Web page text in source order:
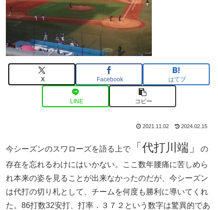
X Facebook はてブ
LINE コピー
2021.11.02 2024.02.15
今シーズンのスワローズを語る上で 「代打川端」
の
存在を忘れるわけにはいかない。ここ数年腰痛に苦しめら
れ本来の姿を見ることが出来なかったのだが、今シーズン
は代打の切り札として、チームを何度も勝利に導いてくれ
た。86打数32安打、打率．３７２という数字は驚異的であ